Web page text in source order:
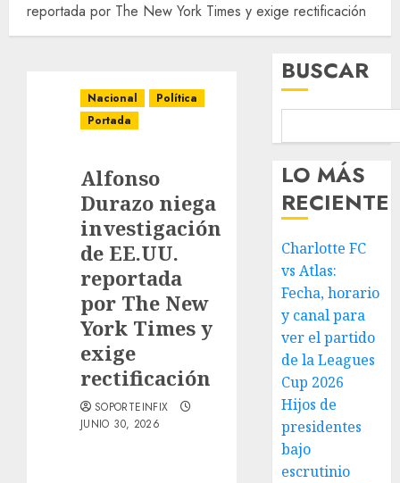
reportada por The New York Times y exige rectificación
Nacional
Política
Portada
Alfonso
Durazo niega
investigación
de EE.UU.
reportada
por The New
York Times y
exige
rectificación
SOPORTEINFIX
JUNIO 30, 2026
BUSCAR
LO MÁS
RECIENTE
Charlotte FC
vs Atlas:
Fecha, horario
y canal para
ver el partido
de la Leagues
Cup 2026
Hijos de
presidentes
bajo
escrutinio